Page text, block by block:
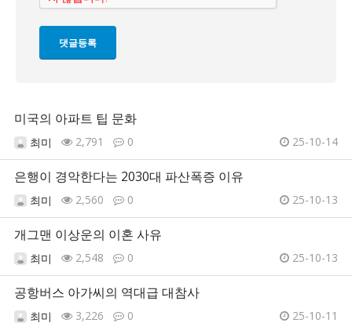
미국의 아파트 팁 문화
최미 2,791 0 25-10-14
은행이 경악한다는 2030대 파산폭증 이유
최미 2,560 0 25-10-13
개그맨 이상운의 이혼 사유
최미 2,548 0 25-10-13
공항버스 아가씨의 역대급 대참사
최미 3,226 0 25-10-11